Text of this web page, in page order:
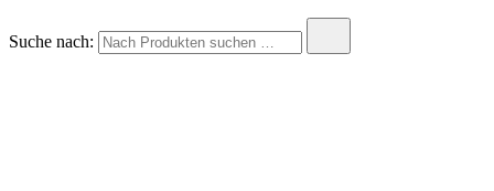
Suche nach: